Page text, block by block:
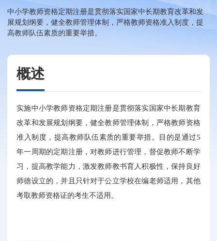
中小学教师资格定期注册是贯彻落实国家中长期教育改革和发
展规划纲要，健全教师管理体制，严格教师资格准入制度，提
高教师队伍素质的重要举措。
概述
实施中小学教师资格定期注册是贯彻落实国家中长期教育
改革和发展规划纲要，健全教师管理体制，严格教师资格
准入制度，提高教师队伍素质的重要举措。目的是通过5
年一周期的定期注册，对教师进行管理，督促教师不断学
习，提高教学能力，激发教师教书育人积极性，保持良好
师德设立的，并且只针对于公立学校在编老师适用，其他
考取教师资格证的考生不适用。